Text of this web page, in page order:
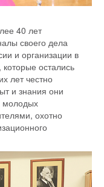
40 лет
своего дела
и организации в
остались
лет честно
и знания они
молодых
охотно